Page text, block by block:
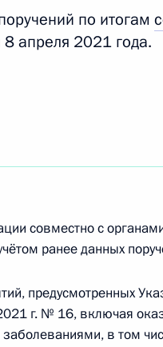
прав ребёнка
по итогам
8 апреля 2021 года.
совместно с
ранее данных
предусмотренных
г. № 16, включая
в том